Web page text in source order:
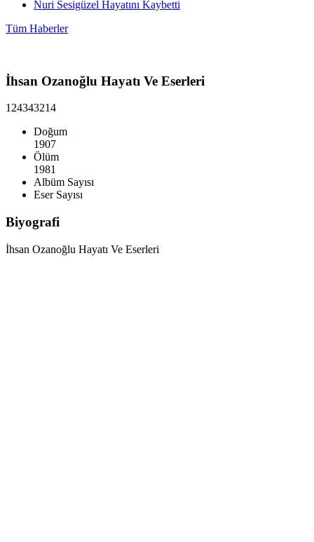
Nuri Sesigüzel Hayatını Kaybetti
Tüm Haberler
İhsan Ozanoğlu Hayatı Ve Eserleri
124343214
Doğum
1907
Ölüm
1981
Albüm Sayısı
Eser Sayısı
Biyografi
İhsan Ozanoğlu Hayatı Ve Eserleri